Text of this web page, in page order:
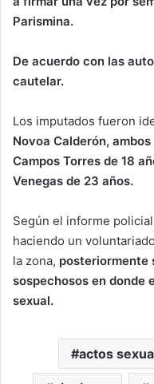
Parismina.
De acuerdo con las
cautelar.
Los imputados fueron
Novoa Calderón,
Campos Torres de 18
Venegas de 23 años.
Según el informe
haciendo un
la zona, posteriormente
sospechosos en donde
sexual.
actos